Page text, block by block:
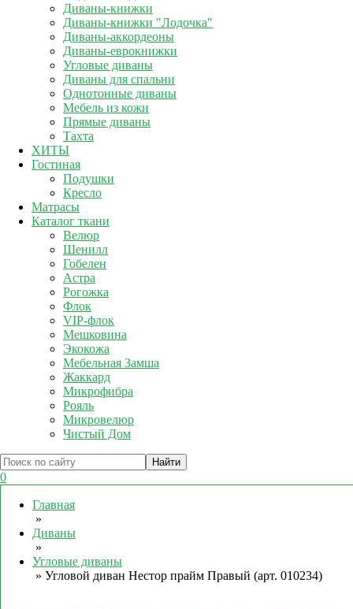
Диваны-книжки
Диваны-книжки "Лодочка"
Диваны-аккордеоны
Диваны-еврокнижки
Угловые диваны
Диваны для спальни
Однотонные диваны
Мебель из кожи
Прямые диваны
Тахта
ХИТЫ
Гостиная
Подушки
Кресло
Матрасы
Каталог ткани
Велюр
Шенилл
Гобелен
Астра
Рогожка
Флок
VIP-флок
Мешковина
Экокожа
Мебельная Замша
Жаккард
Микрофибра
Рояль
Микровелюр
Чистый Дом
0
Главная
»
Диваны
»
Угловые диваны
» Угловой диван Нестор прайм Правый (арт. 010234)